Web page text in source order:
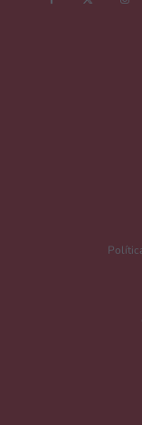
Guarda mi
Recibir un correo